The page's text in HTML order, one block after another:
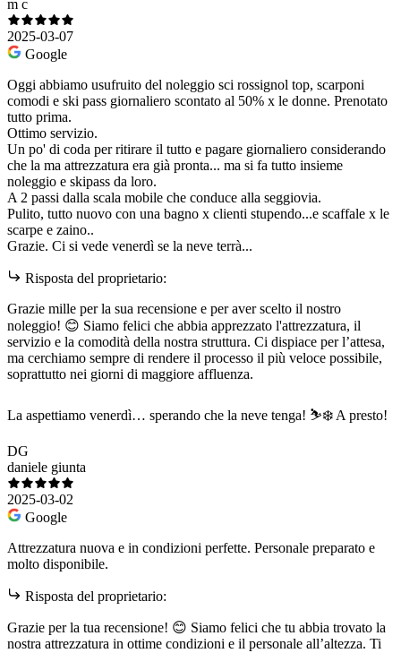
m c
2025-03-07
Google
Oggi abbiamo usufruito del noleggio sci rossignol top, scarponi
comodi e ski pass giornaliero scontato al 50% x le donne. Prenotato
tutto prima.
Ottimo servizio.
Un po' di coda per ritirare il tutto e pagare giornaliero considerando
che la ma attrezzatura era già pronta... ma si fa tutto insieme
noleggio e skipass da loro.
A 2 passi dalla scala mobile che conduce alla seggiovia.
Pulito, tutto nuovo con una bagno x clienti stupendo...e scaffale x le
scarpe e zaino..
Grazie. Ci si vede venerdì se la neve terrà...
Risposta del proprietario:
Grazie mille per la sua recensione e per aver scelto il nostro
noleggio! 😊 Siamo felici che abbia apprezzato l'attrezzatura, il
servizio e la comodità della nostra struttura. Ci dispiace per l’attesa,
ma cerchiamo sempre di rendere il processo il più veloce possibile,
soprattutto nei giorni di maggiore affluenza.
La aspettiamo venerdì… sperando che la neve tenga! ⛷❄️ A presto!
DG
daniele giunta
2025-03-02
Google
Attrezzatura nuova e in condizioni perfette. Personale preparato e
molto disponibile.
Risposta del proprietario:
Grazie per la tua recensione! 😊 Siamo felici che tu abbia trovato la
nostra attrezzatura in ottime condizioni e il personale all’altezza. Ti